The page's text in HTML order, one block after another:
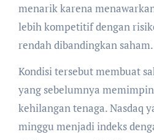
menarik karena
lebih kompetitif dengan
rendah dibandingkan saham.
Kondisi tersebut membuat
yang sebelumnya
kehilangan tenaga. Nasdaq
minggu menjadi indeks